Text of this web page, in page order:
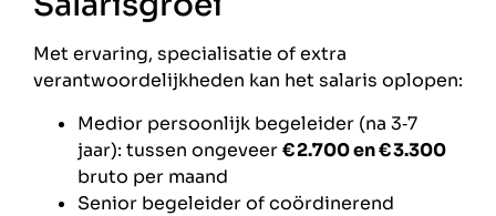
Met ervaring, specialisatie of extra
verantwoordelijkheden kan het salaris oplopen:
Medior persoonlijk begeleider (na 3‑7
jaar): tussen ongeveer€ 2.700 en € 3.300
bruto per maand
Senior begeleider of coördinerend